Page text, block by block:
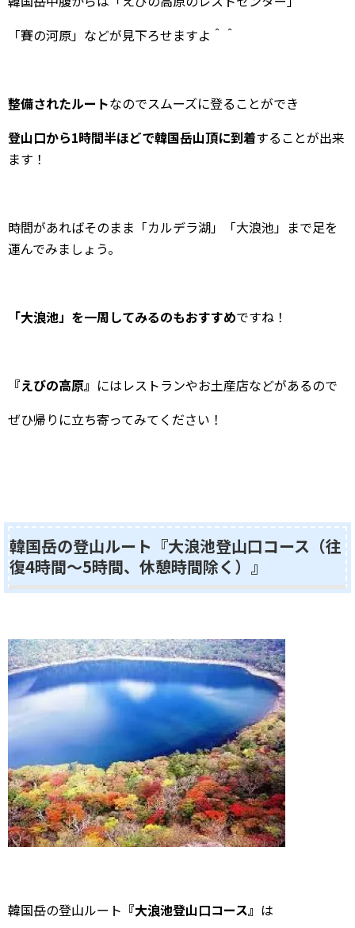
「賽の河原」などが見下ろせますよ＾＾
整備されたルートなのでスムーズに登ることができ
登山口から1時間半ほどで韓国岳山頂に到着することが出来
ます！
時間があればそのまま「カルデラ湖」「大浪池」まで足を
運んでみましょう。
「大浪池」を一周してみるのもおすすめですね！
『えびの高原』 にはレストランやお土産店などがあるので
ぜひ帰りに立ち寄ってみてください！
韓国岳の登山ルート『大浪池登山口コース（往
復4時間～5時間、休憩時間除く）』
韓国岳の登山ルート 『大浪池登山口コース』 は